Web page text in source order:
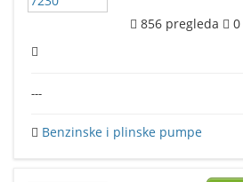
856 pregleda 0
---
Benzinske i plinske pumpe